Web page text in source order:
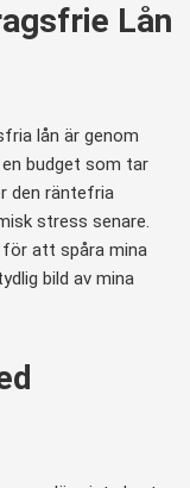
Lån
lån är genom
budget som tar
den räntefria
stress senare.
för att spåra mina
bild av mina